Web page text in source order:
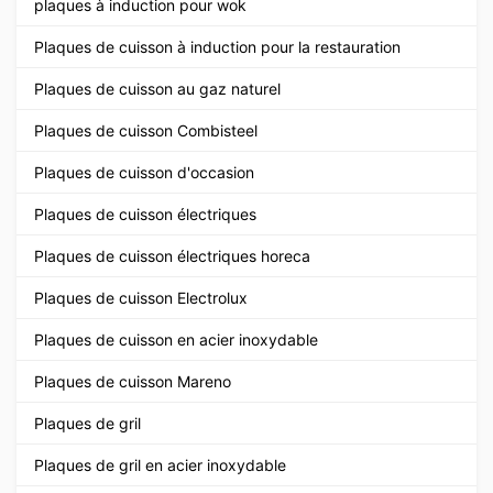
plaques à induction pour wok
Plaques de cuisson à induction pour la restauration
Plaques de cuisson au gaz naturel
Plaques de cuisson Combisteel
Plaques de cuisson d'occasion
Plaques de cuisson électriques
Plaques de cuisson électriques horeca
Plaques de cuisson Electrolux
Plaques de cuisson en acier inoxydable
Plaques de cuisson Mareno
Plaques de gril
Plaques de gril en acier inoxydable